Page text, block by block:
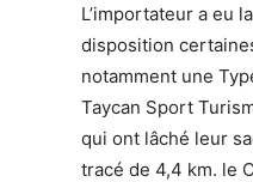
L’importateur a eu
disposition
notamment une
Taycan Sport
qui ont lâché leur
tracé de 4,4 km. le